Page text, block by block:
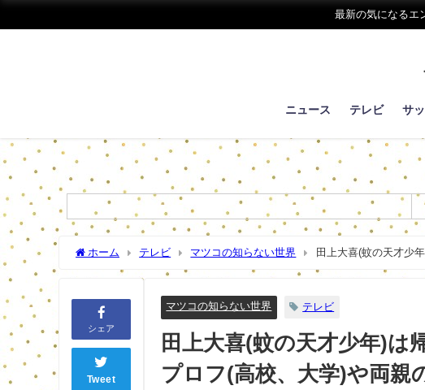
最新の気になるエ
ニュース テレビ サ
ホーム テレビ マツコの知らない世界
田上大喜(蚊の天才少
業は？【マツコの知らない世界】
シェア
Tweet
マツコの知らない世界 テレビ
田上大喜(蚊の天才少年)は
プロフ(高校、大学)や両親